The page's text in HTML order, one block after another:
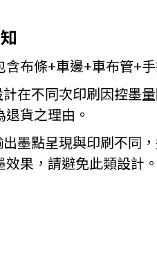
含布條+車邊+車布管+手
在不同次印刷因控墨
貨之理由。
墨點呈現與印刷不同
效果，請避免此類設計。